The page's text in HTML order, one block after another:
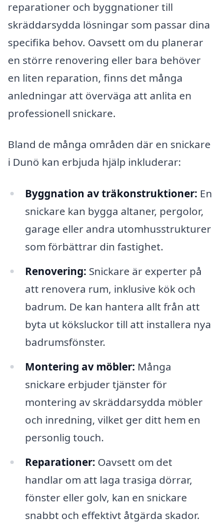
reparationer och byggnationer till
skräddarsydda lösningar som passar dina
specifika behov. Oavsett om du planerar
en större renovering eller bara behöver
en liten reparation, finns det många
anledningar att överväga att anlita en
professionell snickare.
Bland de många områden där en snickare
i Dunö kan erbjuda hjälp inkluderar:
Byggnation av träkonstruktioner: En
snickare kan bygga altaner, pergolor,
garage eller andra utomhusstrukturer
som förbättrar din fastighet.
Renovering: Snickare är experter på
att renovera rum, inklusive kök och
badrum. De kan hantera allt från att
byta ut köksluckor till att installera nya
badrumsfönster.
Montering av möbler: Många
snickare erbjuder tjänster för
montering av skräddarsydda möbler
och inredning, vilket ger ditt hem en
personlig touch.
Reparationer: Oavsett om det
handlar om att laga trasiga dörrar,
fönster eller golv, kan en snickare
snabbt och effektivt åtgärda skador.